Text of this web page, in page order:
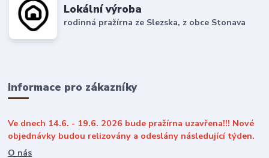
Lokální výroba
rodinná pražírna ze Slezska, z obce Stonava
Informace pro zákazníky
Ve dnech 14.6. - 19.6. 2026 bude pražírna uzavřena!!! Nové
objednávky budou relizovány a odeslány následující týden.
O nás